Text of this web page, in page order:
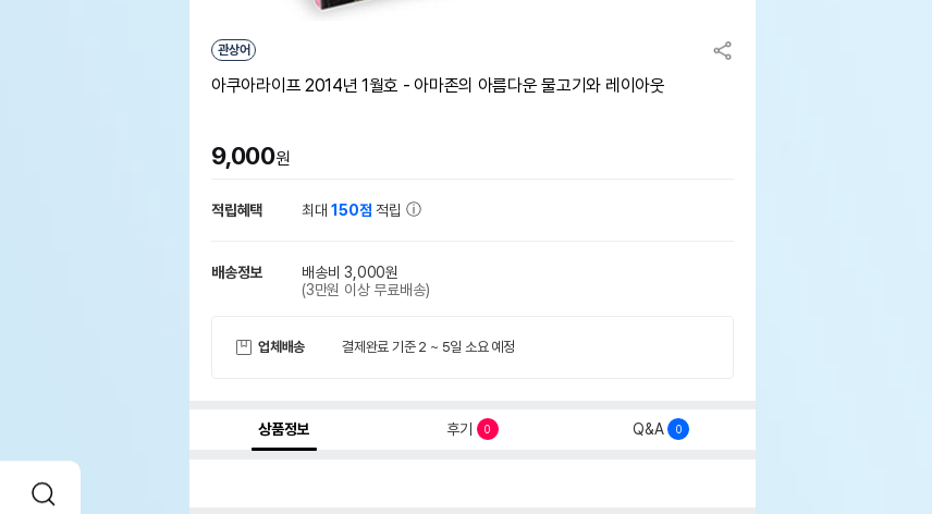
관상어
아쿠아라이프 2014년 1월호 - 아마존의 아름다운 물고기와 레이아웃
9,000원
적립혜택 최대150점 적립
배송정보
배송비 3,000원
(3만원 이상 무료배송)
업체배송 결제완료 기준 2 ~ 5일 소요 예정
상품정보 후기 0 Q&A 0